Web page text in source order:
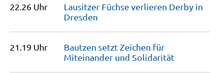
22.26 Uhr
Lausitzer Füchse verlieren Derby in
Dresden
21.19 Uhr
Bautzen setzt Zeichen für
Miteinander und Solidarität